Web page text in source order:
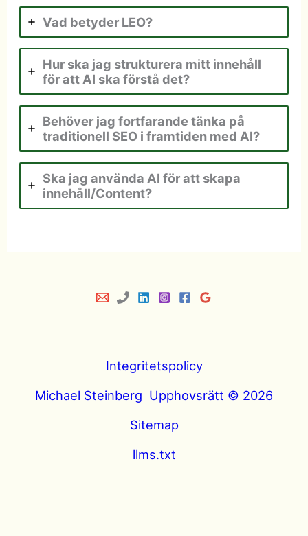
Vad betyder LEO?
Hur ska jag strukturera mitt innehåll
för att AI ska förstå det?
Behöver jag fortfarande tänka på
traditionell SEO i framtiden med AI?
Ska jag använda AI för att skapa
innehåll/Content?
Integritetspolicy
Michael Steinberg Upphovsrätt © 2026
Sitemap
llms.txt